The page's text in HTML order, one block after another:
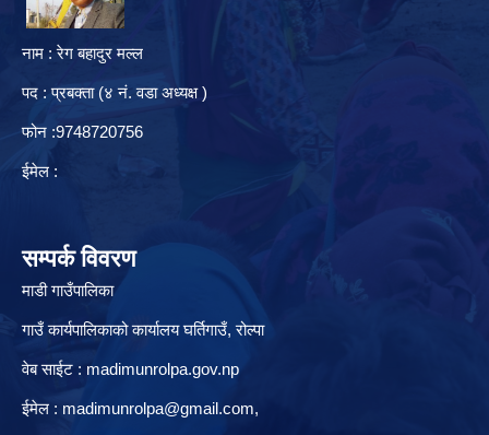
नाम : रेग बहादुर मल्ल
पद : प्रबक्ता (४ नं. वडा अध्यक्ष )
फोन :9748720756
ईमेल :
सम्पर्क विवरण
माडी गाउँपालिका
गाउँ कार्यपालिकाको कार्यालय घर्तिगाउँ, रो‍‍ल्पा
वेब साईट : madimunrolpa.gov.np
ईमेल : madimunrolpa@gmail.com,